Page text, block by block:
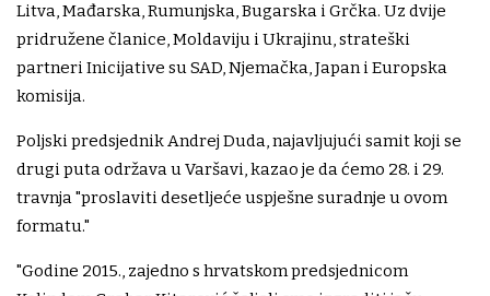
Litva, Mađarska, Rumunjska, Bugarska i Grčka. Uz dvije
pridružene članice, Moldaviju i Ukrajinu, strateški
partneri Inicijative su SAD, Njemačka, Japan i Europska
komisija.
Poljski predsjednik Andrej Duda, najavljujući samit koji se
drugi puta održava u Varšavi, kazao je da ćemo 28. i 29.
travnja "proslaviti desetljeće uspješne suradnje u ovom
formatu."
"Godine 2015., zajedno s hrvatskom predsjednicom